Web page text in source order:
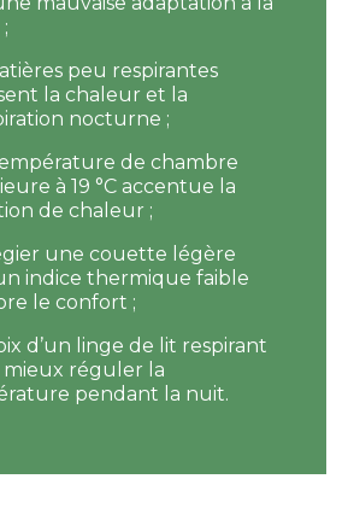
peu respirantes
la chaleur et la
nocturne ;
de chambre
à 19 °C accentue la
de chaleur ;
une couette légère
indice thermique faible
le confort ;
d’un linge de lit respirant
mieux réguler la
pendant la nuit.